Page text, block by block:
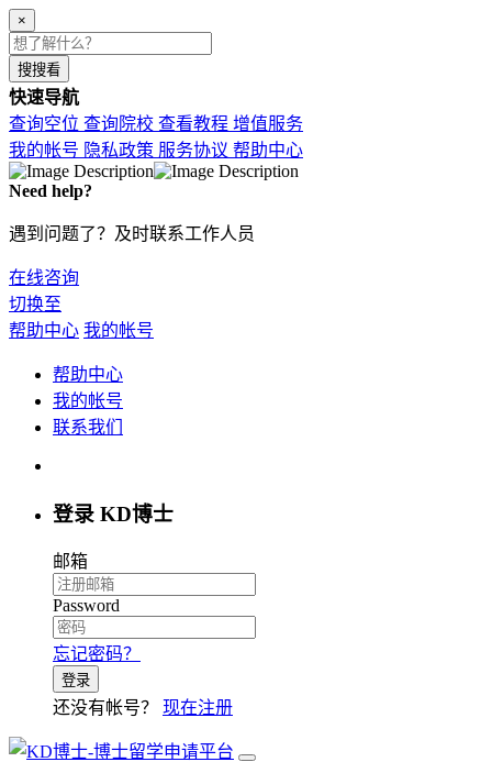
×
搜搜看
快速导航
查询空位 查询院校 查看教程 增值服务
我的帐号 隐私政策 服务协议 帮助中心
Need help?
遇到问题了？及时联系工作人员
在线咨询
切换至
帮助中心 我的帐号
帮助中心
我的帐号
联系我们
登录 KD博士
邮箱
Password
忘记密码？
登录
还没有帐号？ 现在注册